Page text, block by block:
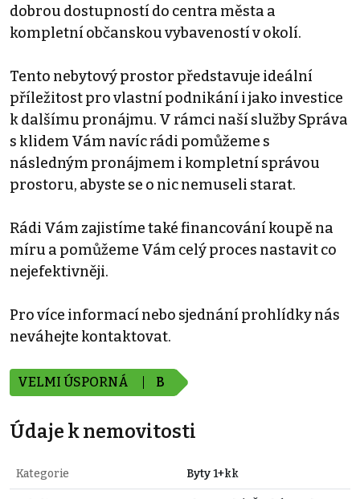
dobrou dostupností do centra města a
kompletní občanskou vybaveností v okolí.
Tento nebytový prostor představuje ideální
příležitost pro vlastní podnikání i jako investice
k dalšímu pronájmu. V rámci naší služby Správa
s klidem Vám navíc rádi pomůžeme s
následným pronájmem i kompletní správou
prostoru, abyste se o nic nemuseli starat.
Rádi Vám zajistíme také financování koupě na
míru a pomůžeme Vám celý proces nastavit co
nejefektivněji.
Pro více informací nebo sjednání prohlídky nás
neváhejte kontaktovat.
VELMI ÚSPORNÁ B
Údaje k nemovitosti
Kategorie Byty 1+kk